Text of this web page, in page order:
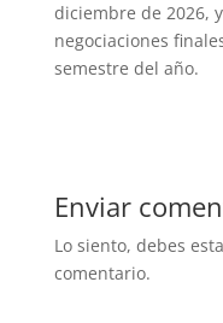
diciembre de 2026,
negociaciones
semestre del año.
Enviar
Lo siento, debes
comentario.